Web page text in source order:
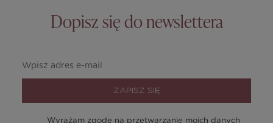
Dopisz się do newslettera
ZAPISZ SIĘ
Wyrażam zgodę na przetwarzanie moich danych